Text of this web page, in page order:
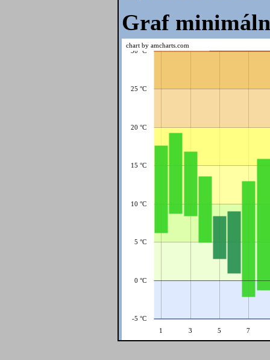
Graf
1 3 5 7
-5 °C
0 °C
5 °C
10 °C
15 °C
20 °C
25 °C
30 °C
chart by amcharts.com